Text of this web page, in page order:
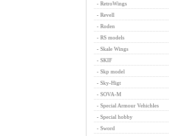
- RetroWings
- Revell
- Roden
- RS models
- Skale Wings
- SKIF
- Skp model
- Sky-Higt
- SOVA-M
- Special Armour Vehichles
- Special hobby
- Sword